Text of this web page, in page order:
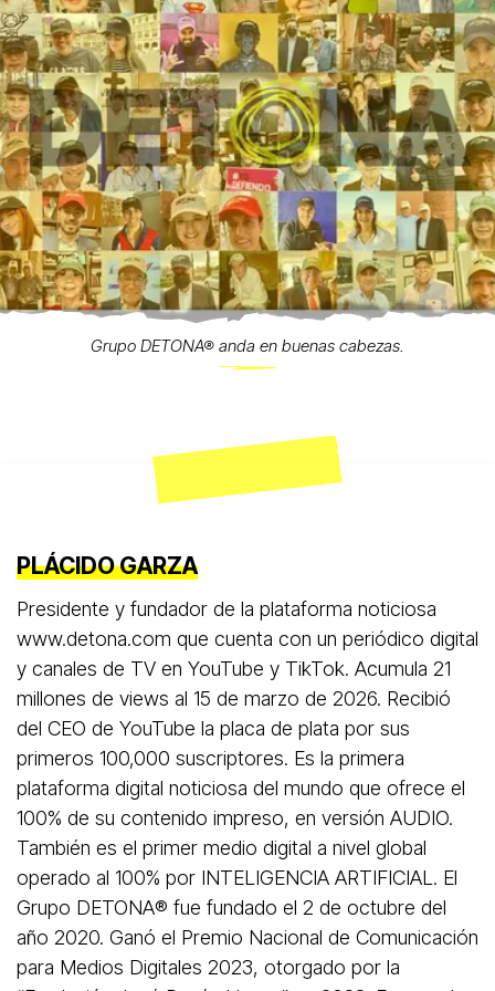
Grupo DETONA® anda en buenas cabezas.
PLÁCIDO GARZA
Presidente y fundador de la plataforma noticiosa
www.detona.com que cuenta con un periódico digital
y canales de TV en YouTube y TikTok. Acumula 21
millones de views al 15 de marzo de 2026. Recibió
del CEO de YouTube la placa de plata por sus
primeros 100,000 suscriptores. Es la primera
plataforma digital noticiosa del mundo que ofrece el
100% de su contenido impreso, en versión AUDIO.
También es el primer medio digital a nivel global
operado al 100% por INTELIGENCIA ARTIFICIAL. El
Grupo DETONA®️ fue fundado el 2 de octubre del
año 2020. Ganó el Premio Nacional de Comunicación
para Medios Digitales 2023, otorgado por la